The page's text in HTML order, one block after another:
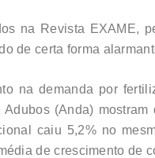
na Revista EXAME,
de certa forma
na demanda por
(Anda)
caiu 5,2% no
de crescimento de